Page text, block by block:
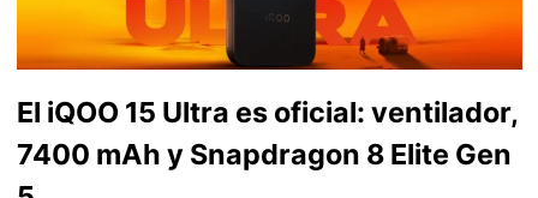
El iQOO 15 Ultra es oficial: ventilador,
7400 mAh y Snapdragon 8 Elite Gen